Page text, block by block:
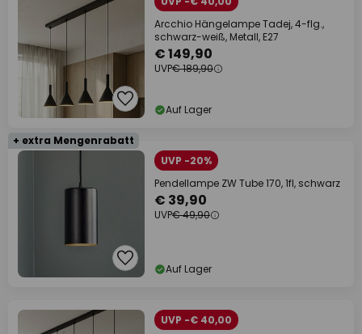
Arcchio Hängelampe Tadej, 4-flg.,
schwarz-weiß, Metall, E27
€ 149,90
UVP€ 189,90
Auf Lager
+ extra Mengenrabatt
UVP -20%
Pendellampe ZW Tube 170, 1fl, schwarz
€ 39,90
UVP€ 49,90
Auf Lager
UVP -€ 40,00